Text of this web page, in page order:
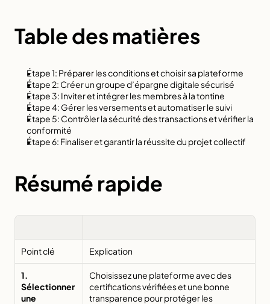
Table des matières
Étape 1: Préparer les conditions et choisir sa plateforme
Étape 2: Créer un groupe d’épargne digitale sécurisé
Étape 3: Inviter et intégrer les membres à la tontine
Étape 4: Gérer les versements et automatiser le suivi
Étape 5: Contrôler la sécurité des transactions et vérifier la
conformité
Étape 6: Finaliser et garantir la réussite du projet collectif
Résumé rapide
Point clé Explication
1.
Sélectionner
une
Choisissez une plateforme avec des
certifications vérifiées et une bonne
transparence pour protéger les